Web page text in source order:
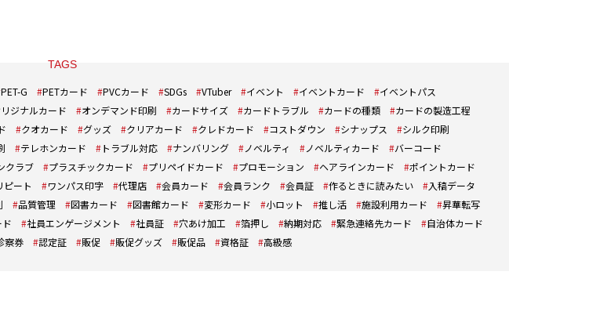
TAGS
PET-G PETカード PVCカード SDGs VTuber イベント イベントカード
イベントパス
ジナルカード オンデマンド印刷 カードサイズ カードトラブル カードの種類
カードの製造工程
クオカード グッズ クリアカード クレドカード コストダウン シナップス
シルク印刷
テレホンカード トラブル対応 ナンバリング ノベルティ ノベルティカード
バーコード
クラブ プラスチックカード プリペイドカード プロモーション ヘアラインカード
ポイントカード
ピート ワンパス印字 代理店 会員カード 会員ランク 会員証 作るときに読みたい
入稿データ
品質管理 図書カード 図書館カード 変形カード 小ロット 推し活 施設利用カード
昇華転写
社員エンゲージメント 社員証 穴あけ加工 箔押し 納期対応 緊急連絡先カード
自治体カード
察券 認定証 販促 販促グッズ 販促品 資格証 高級感